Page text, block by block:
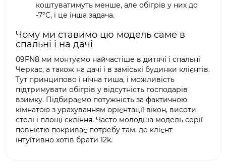
коштуватимуть менше, але обігрів у них до
-7°C, і це інша задача.
Чому ми ставимо цю модель саме в
спальні і на дачі
09FN8 ми монтуємо найчастіше в дитячі і спальні
Черкас, а також на дачі і в заміські будинки клієнтів.
Тут принципово і нічна тиша, і можливість
підтримувати обігрів у відсутність господарів
взимку. Підбираємо потужність за фактичною
кімнатою з урахуванням орієнтації вікон, висоти
стелі і площі скління. Часто молодша модель серії
повністю покриває потребу там, де клієнт
інтуїтивно хотів брати 12k.